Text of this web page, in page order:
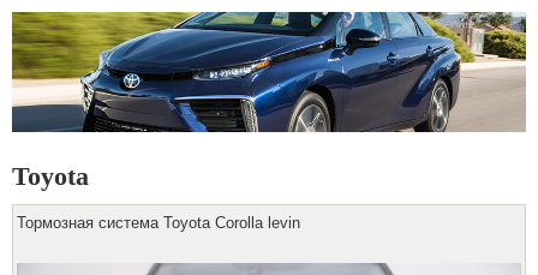
Toyota
Тормозная система Toyota Corolla levin